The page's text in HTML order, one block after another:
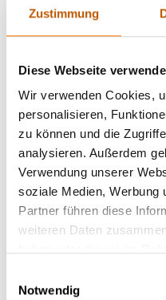
Zustimmung
Diese Webseite
Wir verwenden Cookies,
personalisieren,
zu können und die
analysieren. Außerdem
Verwendung unserer
soziale Medien, Werbung
Partner führen diese
weiteren Daten
Notwendig
je Arbeitswert (15 min.)
keineSubunternehmer
keine Berufseinsteiger
keine Ex-Polizeibeamte
keine Aushilfen
keine ungelernten
qualifizierende
keine Detektive mit
Überschuldung, oder
Alles weitere zu denKosten
kalkulieren lässt. Wer eine